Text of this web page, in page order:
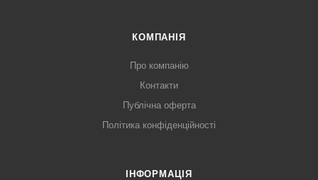
КОМПАНІЯ
Про компанію
Контакти
Публічна оферта
Політика конфіденційності
ІНФОРМАЦІЯ